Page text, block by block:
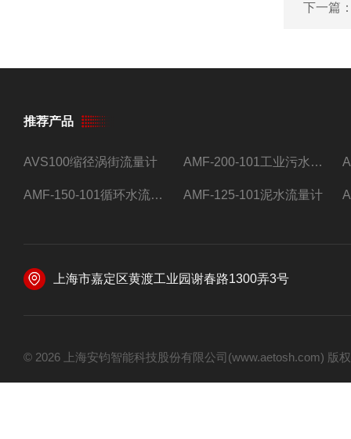
下一篇
推荐产品
AVS100缩径涡街流量计 AMF-200-101工业污水流量计
AMF-150-101循环水流量计,电磁流量计 AMF-125-101泥水流量计
上海市嘉定区黄渡工业园谢春路1300弄3号
© 2026 上海安钧智能科技股份有限公司(www.aetosh.com)